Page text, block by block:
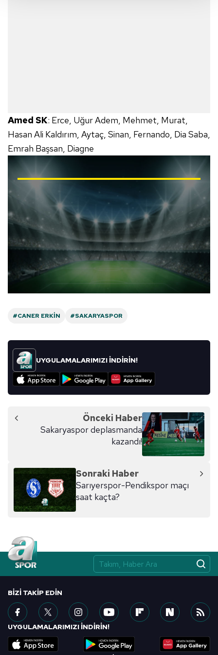
kılınması ve kişiselleştirilmesi ve sizlere yönelik
sınırlı olarak açık rızanız dahilinde kullanılacaktır.
Çerezlere ilişkin tercihlerinizi aşağıda yer alan panel
vasıtasıyla belirleyebilirsiniz. Çerezlere ilişkin detaylı bilgi
Çerez Bilgilendirme
Metnimizi
ziyaret edebilirsiniz.
6698 sayılı Kişisel Verilerin Korunması Kanunu uyarınca
hazırlanmış Aydınlatma Metnimizi okumak ve sitemizde
ilgili mevzuata uygun olarak kullanılan çerezlerle ilgili bilgi
almak için lütfentıklayınız.
Amed SK: Erce, Uğur Adem, Mehmet, Murat,
Hasan Ali Kaldırım, Aytaç, Sinan, Fernando, Dia Saba,
Emrah Başsan, Diagne
#CANER ERKIN #SAKARYASPOR
UYGULAMALARIMIZI İNDİRİN!
Önceki Haber
Sakaryaspor deplasmanda
kazandı!
Sonraki Haber
Sarıyerspor-Pendikspor maçı
saat kaçta?
BIZI TAKIP EDIN
UYGULAMALARIMIZI İNDİRİN!